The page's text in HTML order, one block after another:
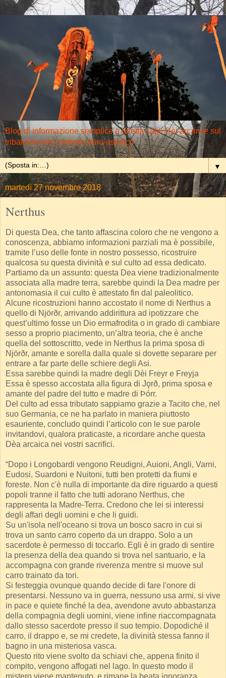
Blog di informazione semplice e diretta sugli Dèi arcani e sul
tribalismo nel contesto euro-asiatico
▼
martedì 27 novembre 2018
Nerthus
Di questa Dea, che tanto affascina coloro che ne vengono a
conoscenza, abbiamo informazioni parziali ma è possibile,
tramite l’uso delle fonte in nostro possesso, ricostruire
qualcosa su questa divinità e sul culto ad essa dedicato.
Partiamo da un assunto: questa Dea viene tradizionalmente
associata alla madre terra, sarebbe quindi la Dea madre per
antonomasia il cui culto è attestato fin dal paleolitico.
Alcune ricostruzioni hanno accostato il nome di Nerthus a
quello di Njörðr, arrivando addirittura ad ipotizzare che
quest’ultimo fosse un Dio ermafrodita o in grado di cambiare
sesso a proprio piacimento, un’altra teoria, che è anche
quella del sottoscritto, vede in Nerthus la prima sposa di
Njörðr, amante e sorella dalla quale si dovette separare per
entrare a far parte delle schiere degli Asi.
Essa sarebbe quindi la madre degli Dèi Freyr e Freyja
Essa è spesso accostata alla figura di Jǫrð, prima sposa e
amante del padre del tutto e madre di Þórr.
Del culto ad essa tributato sappiamo grazie a Tacito che, nel
suo Germania, ce ne ha parlato in maniera piuttosto
esauriente, concludo quindi l’articolo con le sue parole
invitandovi, qualora praticaste, a ricordare anche questa
Dèa arcaica nei vostri sacrifici.
“Dopo i Longobardi vengono Reudigni, Auioni, Angli, Varni,
Eudosi, Suardoni e Nuitoni, tutti ben protetti da fiumi e
foreste. Non c'è nulla di importante da dire riguardo a questi
popoli tranne il fatto che tutti adorano Nerthus, che
rappresenta la Madre-Terra. Credono che lei si interessi
degli affari degli uomini e che li guidi.
Su un'isola nell'oceano si trova un bosco sacro in cui si
trova un santo carro coperto da un drappo. Solo a un
sacerdote è permesso di toccarlo. Egli è in grado di sentire
la presenza della dea quando si trova nel santuario, e la
accompagna con grande riverenza mentre si muove sul
carro trainato da tori.
Si festeggia ovunque quando decide di fare l'onore di
presentarsi. Nessuno va in guerra, nessuno usa armi, si vive
in pace e quiete finché la dea, avendone avuto abbastanza
della compagnia degli uomini, viene infine riaccompagnata
dallo stesso sacerdote presso il suo tempio. Dopodiché il
carro, il drappo e, se mi credete, la divinità stessa fanno il
bagno in una misteriosa vasca.
Questo rito viene svolto da schiavi che, appena finito il
compito, vengono affogati nel lago. In questo modo il
mistero viene mantenuto, e rimane la beata ignoranza